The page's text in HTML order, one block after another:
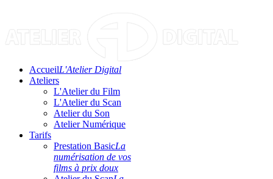
AccueilL'Atelier Digital
Ateliers
L'Atelier du Film
L'Atelier du Scan
Atelier du Son
Atelier Numérique
Tarifs
Prestation BasicLa
numérisation de vos
films à prix doux